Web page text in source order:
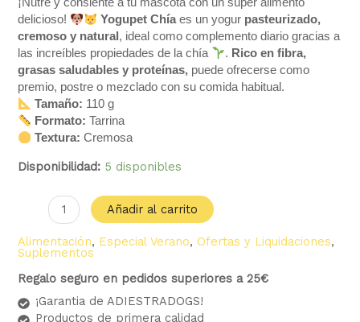
¡Nutre y consiente a tu mascota con un súper alimento
delicioso!
Yogupet Chíaes un yogur pasteurizado,
cremoso y natural , ideal como complemento diario gracias a
las increíbles propiedades de la chía
. Rico en fibra,
grasas saludables y proteínas, puede ofrecerse como
premio, postre o mezclado con su comida habitual.
Tamaño: 110 g
Formato: Tarrina
Textura: Cremosa
Disponibilidad: 5 disponibles
Añadir al carrito
Alimentación, Especial Verano, Ofertas y Liquidaciones,
Suplementos
Regalo seguro en pedidos superiores a 25€
¡Garantia de ADIESTRADOGS!
Productos de primera calidad